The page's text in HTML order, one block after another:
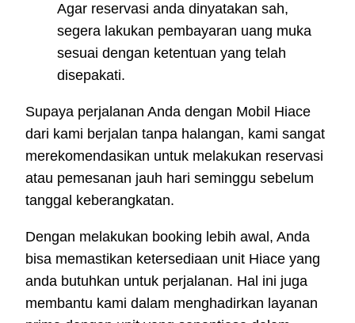
Agar reservasi anda dinyatakan sah,
segera lakukan pembayaran uang muka
sesuai dengan ketentuan yang telah
disepakati.
Supaya perjalanan Anda dengan Mobil Hiace
dari kami berjalan tanpa halangan, kami sangat
merekomendasikan untuk melakukan reservasi
atau pemesanan jauh hari seminggu sebelum
tanggal keberangkatan.
Dengan melakukan booking lebih awal, Anda
bisa memastikan ketersediaan unit Hiace yang
anda butuhkan untuk perjalanan. Hal ini juga
membantu kami dalam menghadirkan layanan